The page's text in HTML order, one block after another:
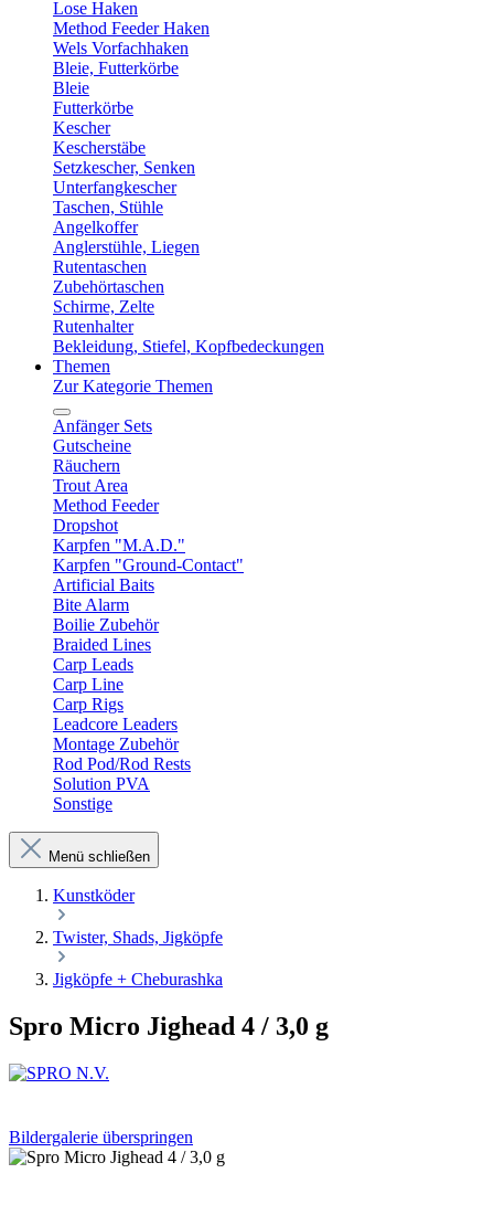
Lose Haken
Method Feeder Haken
Wels Vorfachhaken
Bleie, Futterkörbe
Bleie
Futterkörbe
Kescher
Kescherstäbe
Setzkescher, Senken
Unterfangkescher
Taschen, Stühle
Angelkoffer
Anglerstühle, Liegen
Rutentaschen
Zubehörtaschen
Schirme, Zelte
Rutenhalter
Bekleidung, Stiefel, Kopfbedeckungen
Themen
Zur Kategorie Themen
Anfänger Sets
Gutscheine
Räuchern
Trout Area
Method Feeder
Dropshot
Karpfen "M.A.D."
Karpfen "Ground-Contact"
Artificial Baits
Bite Alarm
Boilie Zubehör
Braided Lines
Carp Leads
Carp Line
Carp Rigs
Leadcore Leaders
Montage Zubehör
Rod Pod/Rod Rests
Solution PVA
Sonstige
Menü schließen
Kunstköder
Twister, Shads, Jigköpfe
Jigköpfe + Cheburashka
Spro Micro Jighead 4 / 3,0 g
Bildergalerie überspringen